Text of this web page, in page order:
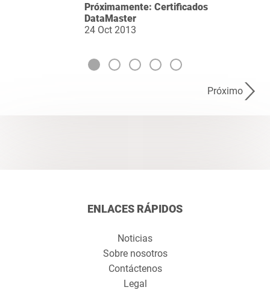
Próximamente: Certificados
DataMaster
24 Oct 2013
Próximo
ENLACES RÁPIDOS
Noticias
Sobre nosotros
Contáctenos
Legal